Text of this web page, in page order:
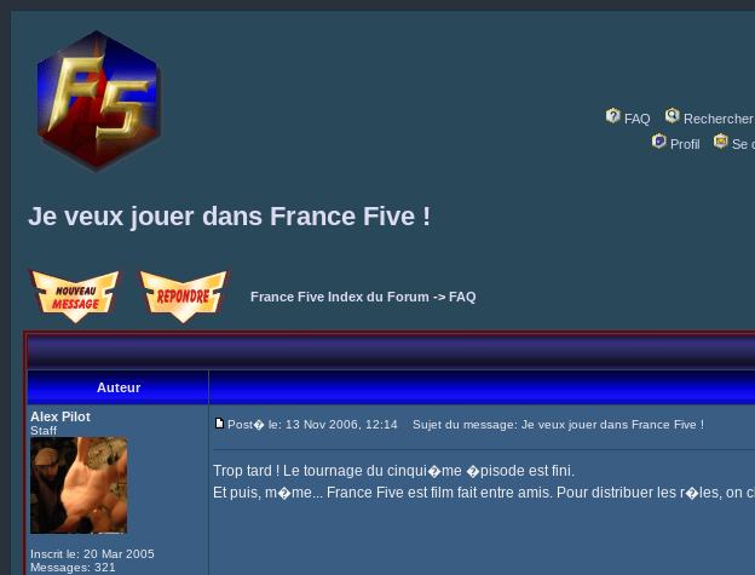
FAQ Rechercher
Profil
Se
Je veux jouer dans France Five !
France Five Index du Forum -> FAQ
Auteur
Alex Pilot
Staff
Inscrit le: 20 Mar 2005
Messages: 321
Post� le: 13 Nov 2006, 12:14 Sujet du message: Je veux jouer dans France Five !
Trop tard ! Le tournage du cinqui�me �pisode est fini.
Et puis, m�me... France Five est film fait entre amis. Pour distribuer les r�les,